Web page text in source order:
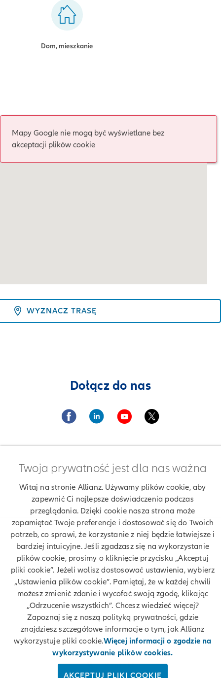
Dom, mieszkanie
Mapy Google nie mogą być wyświetlane bez
akceptacji plików cookie
WYZNACZ TRASĘ
Dołącz do nas
Twoje dane
Polityka prywatności
Polityka cookies
Bezpieczeństwo
Zastrzeżenia prawne
Kontakt
Znajdź agenta Allianz. Znajdź placówkę Allianz
Ubezpieczenia Allianz Barbara Pietrzycka
Twoja prywatność jest dla nas ważna
Witaj na stronie Allianz. Używamy plików cookie, aby
zapewnić Ci najlepsze doświadczenia podczas
przeglądania. Dzięki cookie nasza strona może
zapamiętać Twoje preferencje i dostosować się do Twoich
potrzeb, co sprawi, że korzystanie z niej będzie łatwiejsze i
bardziej intuicyjne. Jeśli zgadzasz się na wykorzystanie
plików cookie, prosimy o kliknięcie przycisku „Akceptuj
pliki cookie”. Jeżeli wolisz dostosować ustawienia, wybierz
„Ustawienia plików cookie”. Pamiętaj, że w każdej chwili
możesz zmienić zdanie i wycofać swoją zgodę, klikając
„Odrzucenie wszystkich”. Chcesz wiedzieć więcej?
Zapoznaj się z naszą polityką prywatności, gdzie
znajdziesz szczegółowe informacje o tym, jak Allianz
wykorzystuje pliki cookie.Więcej informacji o zgodzie na
wykorzystywanie plików cookies.
AKCEPTUJ PLIKI COOKIE